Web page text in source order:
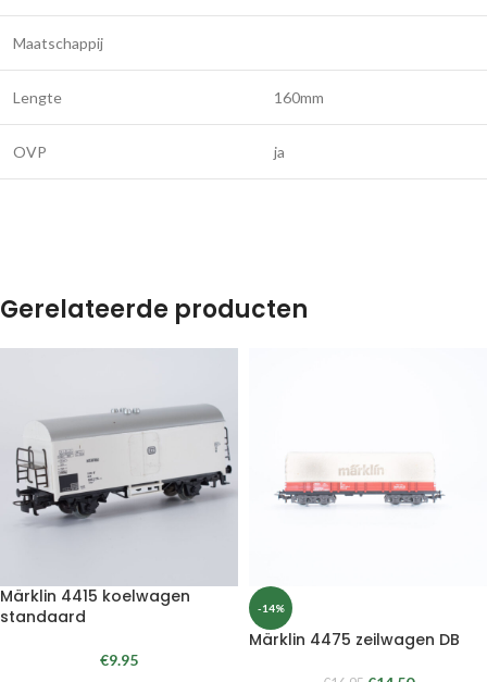
Maatschappij
Lengte 160mm
OVP ja
Gerelateerde producten
Märklin 4415 koelwagen
standaard
€9.95
-14%
Märklin 4475 zeilwagen DB